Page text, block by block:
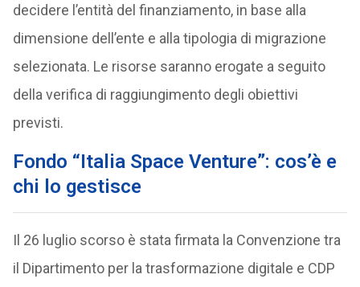
decidere l’entità del finanziamento, in base alla
dimensione dell’ente e alla tipologia di migrazione
selezionata. Le risorse saranno erogate a seguito
della verifica di raggiungimento degli obiettivi
previsti.
Fondo “Italia Space Venture”: cos’è e
chi lo gestisce
Il 26 luglio scorso è stata firmata la Convenzione tra
il Dipartimento per la trasformazione digitale e CDP